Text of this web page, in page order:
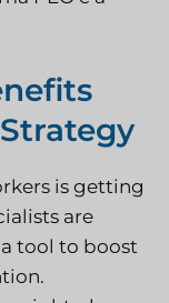
is getting
are
tool to boost